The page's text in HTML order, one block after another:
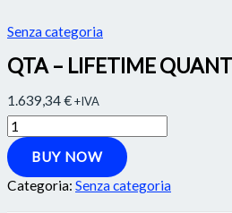
Senza categoria
QTA – LIFETIME
1.639,34€+IVA
BUY NOW
Categoria: Senza categoria